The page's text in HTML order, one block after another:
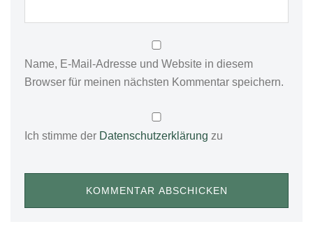
Name, E-Mail-Adresse und Website in diesem
Browser für meinen nächsten Kommentar speichern.
Ich stimme der Datenschutzerklärung zu